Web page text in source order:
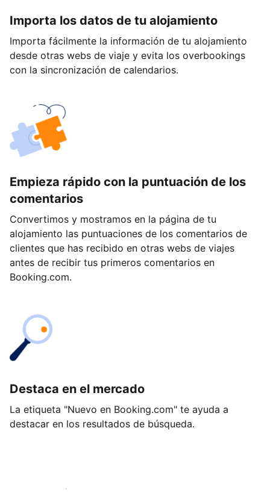
Importa los datos de tu alojamiento
Importa fácilmente la información de tu alojamiento
desde otras webs de viaje y evita los overbookings
con la sincronización de calendarios.
Empieza rápido con la puntuación de los
comentarios
Convertimos y mostramos en la página de tu
alojamiento las puntuaciones de los comentarios de
clientes que has recibido en otras webs de viajes
antes de recibir tus primeros comentarios en
Booking.com.
Destaca en el mercado
La etiqueta "Nuevo en Booking.com" te ayuda a
destacar en los resultados de búsqueda.
Empieza hoy mismo